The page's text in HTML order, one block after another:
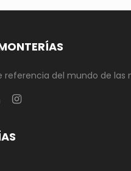
referencia del mundo de las